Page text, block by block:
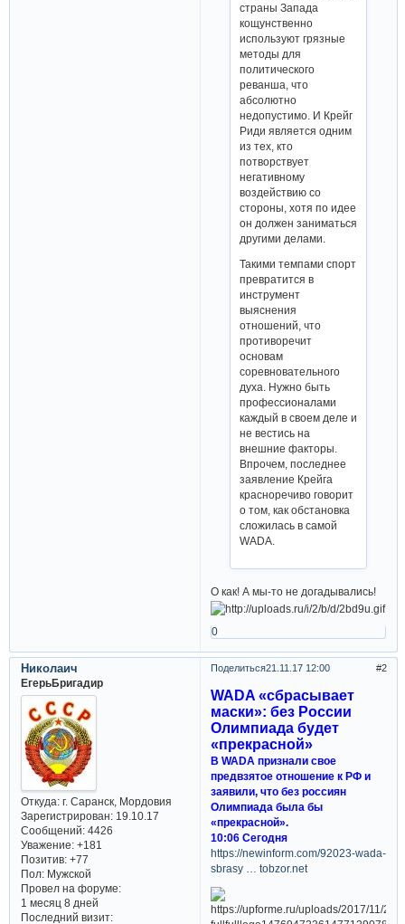
страны Запада
кощунственно
используют грязные
методы для
политического
реванша, что
абсолютно
недопустимо. И Крейг
Риди является одним
из тех, кто
потворствует
негативному
воздействию со
стороны, хотя по идее
он должен заниматься
другими делами.
Такими темпами спорт
превратится в
инструмент
выяснения
отношений, что
противоречит
основам
соревновательного
духа. Нужно быть
профессионалами
каждый в своем деле и
не вестись на
внешние факторы.
Впрочем, последнее
заявление Крейга
красноречиво говорит
о том, как обстановка
сложилась в самой
WADA.
О как! А мы-то не догадывались!
0
Поделиться 2
21.11.17 12:00
Николаич
ЕгерьБригадир
Откуда:г. Саранск, Мордовия
Зарегистрирован: 19.10.17
Сообщений:4426
Уважение: +181
Позитив: +77
Пол:Мужской
Провел на форуме:
1 месяц 8 дней
Последний визит:
WADA «сбрасывает
маски»: без России
Олимпиада будет
«прекрасной»
В WADA признали свое
предвзятое отношение к РФ и
заявили, что без россиян
Олимпиада была бы
«прекрасной».
10:06 Сегодня
https://newinform.com/92023-wada-
sbrasy … tobzor.net